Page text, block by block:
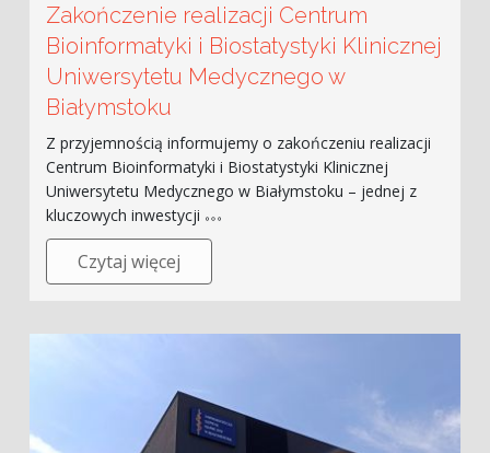
Zakończenie realizacji Centrum
Bioinformatyki i Biostatystyki Klinicznej
Uniwersytetu Medycznego w
Białymstoku
Z przyjemnością informujemy o zakończeniu realizacji
Centrum Bioinformatyki i Biostatystyki Klinicznej
Uniwersytetu Medycznego w Białymstoku – jednej z
kluczowych inwestycji
Czytaj więcej